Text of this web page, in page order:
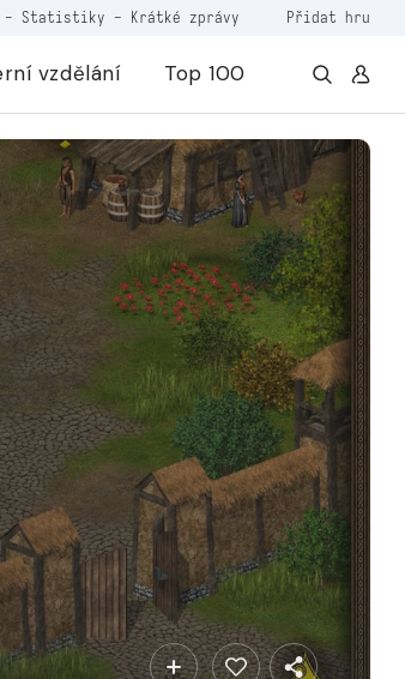
- Statistiky - Krátké zprávy Přidat hru
vzdělání Top 100